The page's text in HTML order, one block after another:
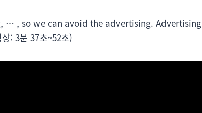
… , so we can avoid the advertising. Advertising
: 3분 37초~52초)